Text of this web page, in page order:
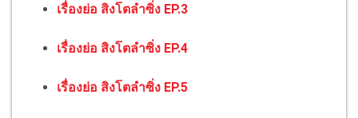
เรื่องย่อ สิงโตลำซิ่ง EP.3
เรื่องย่อ สิงโตลำซิ่ง EP.4
เรื่องย่อ สิงโตลำซิ่ง EP.5